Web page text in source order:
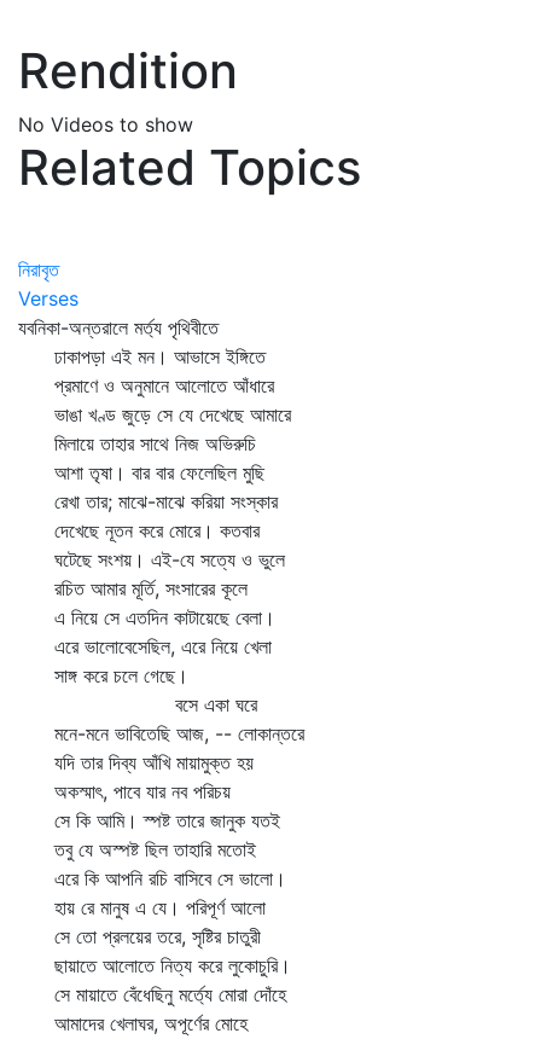
Rendition
No Videos to show
Related Topics
নিরাবৃত
Verses
যবনিকা-অন্তরালে মর্ত্য পৃথিবীতে
ঢাকাপড়া এই মন। আভাসে ইঙ্গিতে
প্রমাণে ও অনুমানে আলোতে আঁধারে
ভাঙা খণ্ড জুড়ে সে যে দেখেছে আমারে
মিলায়ে তাহার সাথে নিজ অভিরুচি
আশা তৃষা। বার বার ফেলেছিল মুছি
রেখা তার; মাঝে-মাঝে করিয়া সংস্কার
দেখেছে নূতন করে মোরে। কতবার
ঘটেছে সংশয়। এই-যে সত্যে ও ভুলে
রচিত আমার মূর্তি, সংসারের কূলে
এ নিয়ে সে এতদিন কাটায়েছে বেলা।
এরে ভালোবেসেছিল, এরে নিয়ে খেলা
সাঙ্গ করে চলে গেছে।
বসে একা ঘরে
মনে-মনে ভাবিতেছি আজ, -- লোকান্তরে
যদি তার দিব্য আঁখি মায়ামুক্ত হয়
অকস্মাৎ, পাবে যার নব পরিচয়
সে কি আমি। স্পষ্ট তারে জানুক যতই
তবু যে অস্পষ্ট ছিল তাহারি মতোই
এরে কি আপনি রচি বাসিবে সে ভালো।
হায় রে মানুষ এ যে। পরিপূর্ণ আলো
সে তো প্রলয়ের তরে, সৃষ্টির চাতুরী
ছায়াতে আলোতে নিত্য করে লুকোচুরি।
সে মায়াতে বেঁধেছিনু মর্ত্যে মোরা দোঁহে
আমাদের খেলাঘর, অপূর্ণের মোহে